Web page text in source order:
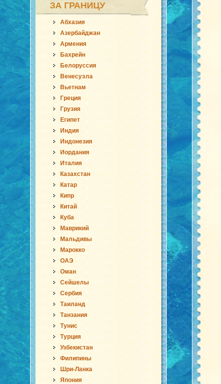
ЗА ГРАНИЦУ
Абхазия
Азербайджан
Армения
Бахрейн
Белоруссия
Венесуэла
Вьетнам
Греция
Грузия
Египет
Индия
Индонезия
Иордания
Италия
Казахстан
Катар
Кипр
Китай
Куба
Маврикий
Мальдивы
Марокко
ОАЭ
Оман
Сейшелы
Сербия
Таиланд
Танзания
Тунис
Турция
Узбекистан
Филипины
Шри-Ланка
Япония